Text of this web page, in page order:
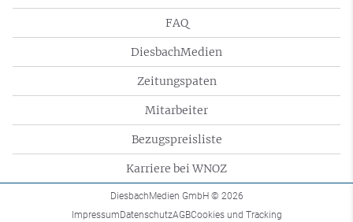
FAQ
DiesbachMedien
Zeitungspaten
Mitarbeiter
Bezugspreisliste
Karriere bei WNOZ
DiesbachMedien GmbH © 2026
ImpressumDatenschutzAGBCookies und Tracking